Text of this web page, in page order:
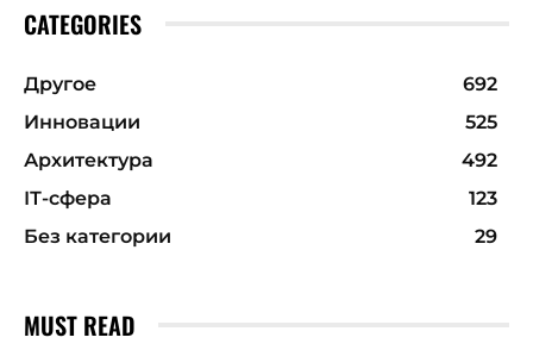
CATEGORIES
Другое
692
Инновации
525
Архитектура
492
ІТ-сфера
123
Без категории
29
MUST READ